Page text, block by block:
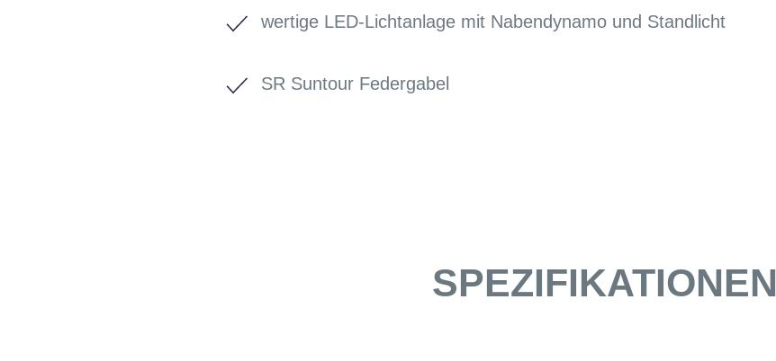
wertige LED-Lichtanlage mit Nabendynamo und Standlicht
SR Suntour Federgabel
SPEZIFIKATIONEN